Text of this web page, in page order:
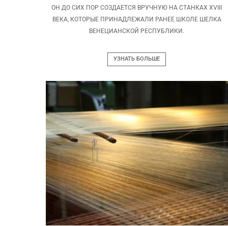
ОН ДО СИХ ПОР СОЗДАЕТСЯ ВРУЧНУЮ НА СТАНКАХ XVIII
ВЕКА, КОТОРЫЕ ПРИНАДЛЕЖАЛИ РАНЕЕ ШКОЛЕ ШЕЛКА
ВЕНЕЦИАНСКОЙ РЕСПУБЛИКИ.
УЗНАТЬ БОЛЬШЕ